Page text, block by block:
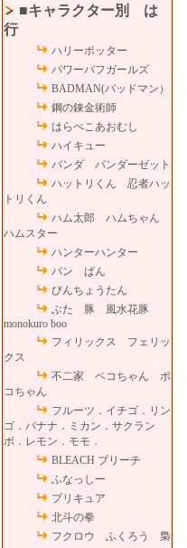
■キャラクター別 は
行
ハリーポッター
パワーパフガールズ
BADMAN(バッドマン）
鋼の錬金術師
はらぺこあおむし
ハイキュー
バンダ パンダーゼット
ハットリくん 忍者ハッ
トリくん
ハム太郎 ハムちゃん
ハムスター
ハンターハンター
パン ぱん
びんちょうたん
ぶた 豚 風水花豚
monokuro boo
フィリックス フェリッ
クス
不二家 ペコちゃん ポ
コちゃん
フルーツ．イチゴ．リン
ゴ．バナナ．ミカン．サクラン
ボ．レモン．モモ．
BLEACH ブリーチ
ふなっしー
プリキュア
北斗の拳
フクロウ ふくろう 梟